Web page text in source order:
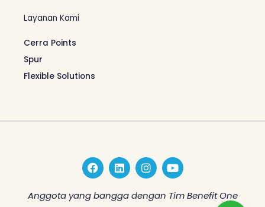
Layanan Kami
Cerra Points
Spur
Flexible Solutions
F
a
c
e
L
i
n
k
I
n
s
t
Y
o
u
t
Anggota yang bangga dengan Tim Benefit One